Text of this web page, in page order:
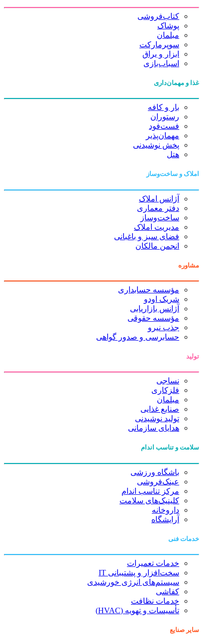
کتاب‌فروشی
پوشاک
مبلمان
سوپرمارکت
ابزار و یراق
اسباب‌بازی
غذا و مهمان‌داری
بار و کافه
رستوران
فست‌فود
مهمان‌پذیر
پخش نوشیدنی
هتل
املاک و ساخت‌وساز
آژانس املاک
دفتر معماری
ساخت‌وساز
مدیریت املاک
فضای سبز و باغبانی
انجمن مالکان
مشاوره
مؤسسه حسابداری
شریک اودو
آژانس بازاریابی
مؤسسه حقوقی
جذب نیرو
حسابرسی و صدور گواهی
تولید
نساجی
فلزکاری
مبلمان
صنایع غذایی
تولید نوشیدنی
هدایای سازمانی
سلامت و تناسب اندام
باشگاه ورزشی
عینک‌فروشی
مرکز تناسب اندام
کلینیک‌های سلامت
داروخانه
آرایشگاه
خدمات فنی
خدمات تعمیرات
سخت‌افزار و پشتیبانی IT
سیستم‌های انرژی خورشیدی
کفاشی
خدمات نظافت
تأسیسات و تهویه (HVAC)
سایر صنایع